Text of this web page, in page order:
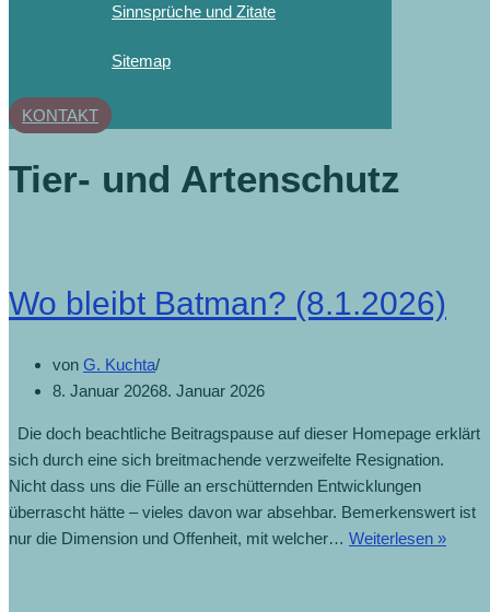
Sinnsprüche und Zitate
Sitemap
KONTAKT
Tier- und Artenschutz
Wo bleibt Batman? (8.1.2026)
von G. Kuchta
8. Januar 20268. Januar 2026
Die doch beachtliche Beitragspause auf dieser Homepage erklärt
sich durch eine sich breitmachende verzweifelte Resignation.
Nicht dass uns die Fülle an erschütternden Entwicklungen
überrascht hätte – vieles davon war absehbar. Bemerkenswert ist
nur die Dimension und Offenheit, mit welcher… Weiterlesen »Wo